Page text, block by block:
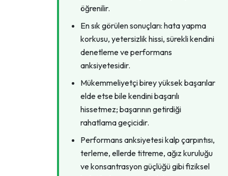
öğrenilir.
En sık görülen sonuçları: hata yapma
korkusu, yetersizlik hissi, sürekli kendini
denetleme ve performans
anksiyetesidir.
Mükemmeliyetçi birey yüksek başarılar
elde etse bile kendini başarılı
hissetmez; başarının getirdiği
rahatlama geçicidir.
Performans anksiyetesi kalp çarpıntısı,
terleme, ellerde titreme, ağız kuruluğu
ve konsantrasyon güçlüğü gibi fiziksel